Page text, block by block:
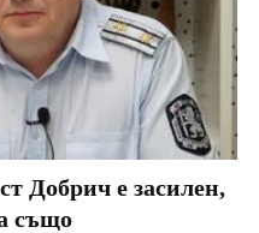
Добрич е засилен,
също